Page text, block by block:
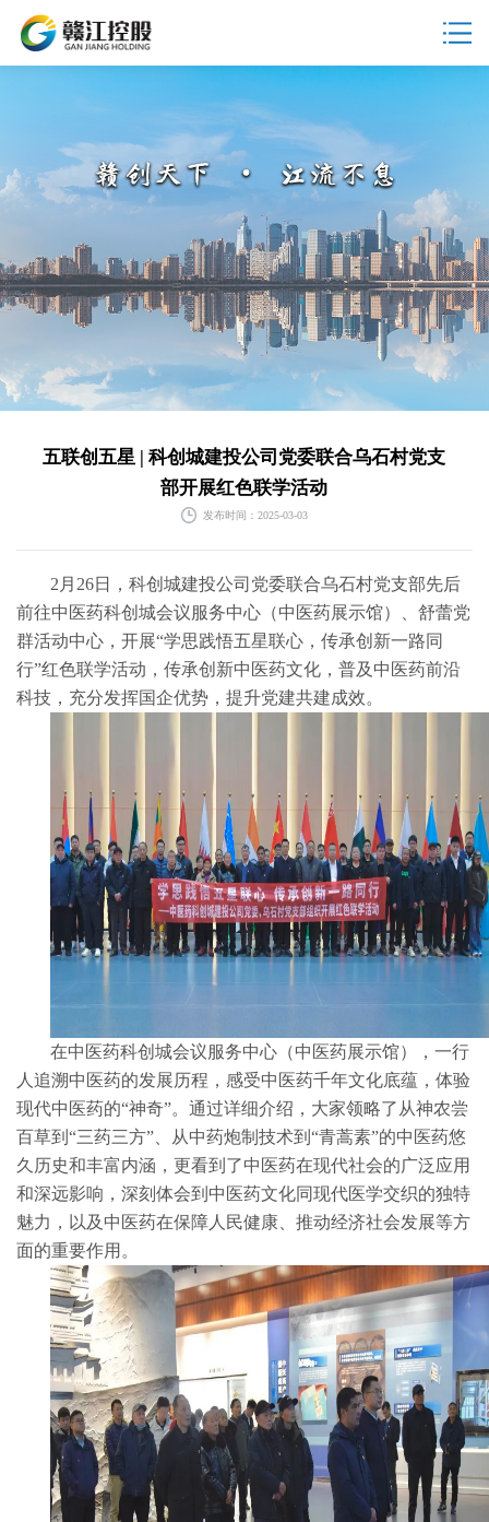
五联创五星 | 科创城建投公司党委联合乌石村党支
部开展红色联学活动
发布时间：2025-03-03
2月26日，科创城建投公司党委联合乌石村党支部先后
前往中医药科创城会议服务中心（中医药展示馆）、舒蕾党
群活动中心，开展“学思践悟五星联心，传承创新一路同
行”红色联学活动，传承创新中医药文化，普及中医药前沿
科技，充分发挥国企优势，提升党建共建成效。
在中医药科创城会议服务中心（中医药展示馆），一行
人追溯中医药的发展历程，感受中医药千年文化底蕴，体验
现代中医药的“神奇”。通过详细介绍，大家领略了从神农尝
百草到“三药三方”、从中药炮制技术到“青蒿素”的中医药悠
久历史和丰富内涵，更看到了中医药在现代社会的广泛应用
和深远影响，深刻体会到中医药文化同现代医学交织的独特
魅力，以及中医药在保障人民健康、推动经济社会发展等方
面的重要作用。